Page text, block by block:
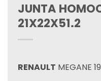
JUNTA
21X22X51.2
RENAULT MEGANE